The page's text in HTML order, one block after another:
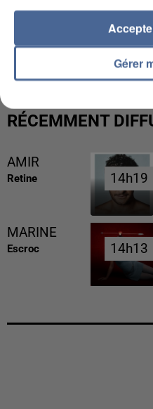
L’UN DES
MAFIA INTERPELLÉ EN
RÉCEMMENT
AMIR
Retine 14h19
14h19
MARINE
Escroc 14h13
14h13
Gérer